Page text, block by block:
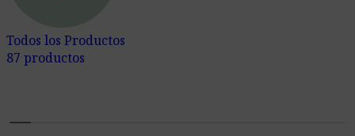
Todos los Productos
87 productos